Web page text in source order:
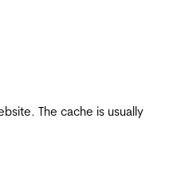
The cache is usually